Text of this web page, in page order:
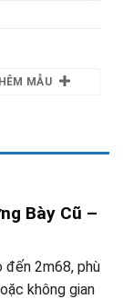
MẪU
Bày Cũ –
đến 2m68, phù
không gian